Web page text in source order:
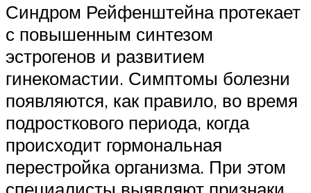
Синдром Рейфенштейна протекает
с повышенным синтезом
эстрогенов и развитием
гинекомастии. Симптомы болезни
появляются, как правило, во время
подросткового периода, когда
происходит гормональная
перестройка организма. При этом